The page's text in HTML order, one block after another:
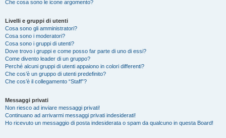
Che cosa sono le icone argomento?
Livelli e gruppi di utenti
Cosa sono gli amministratori?
Cosa sono i moderatori?
Cosa sono i gruppi di utenti?
Dove trovo i gruppi e come posso far parte di uno di essi?
Come divento leader di un gruppo?
Perché alcuni gruppi di utenti appaiono in colori differenti?
Che cos’è un gruppo di utenti predefinito?
Che cos’è il collegamento “Staff”?
Messaggi privati
Non riesco ad inviare messaggi privati!
Continuano ad arrivarmi messaggi privati indesiderati!
Ho ricevuto un messaggio di posta indesiderata o spam da qualcuno in questa Board!